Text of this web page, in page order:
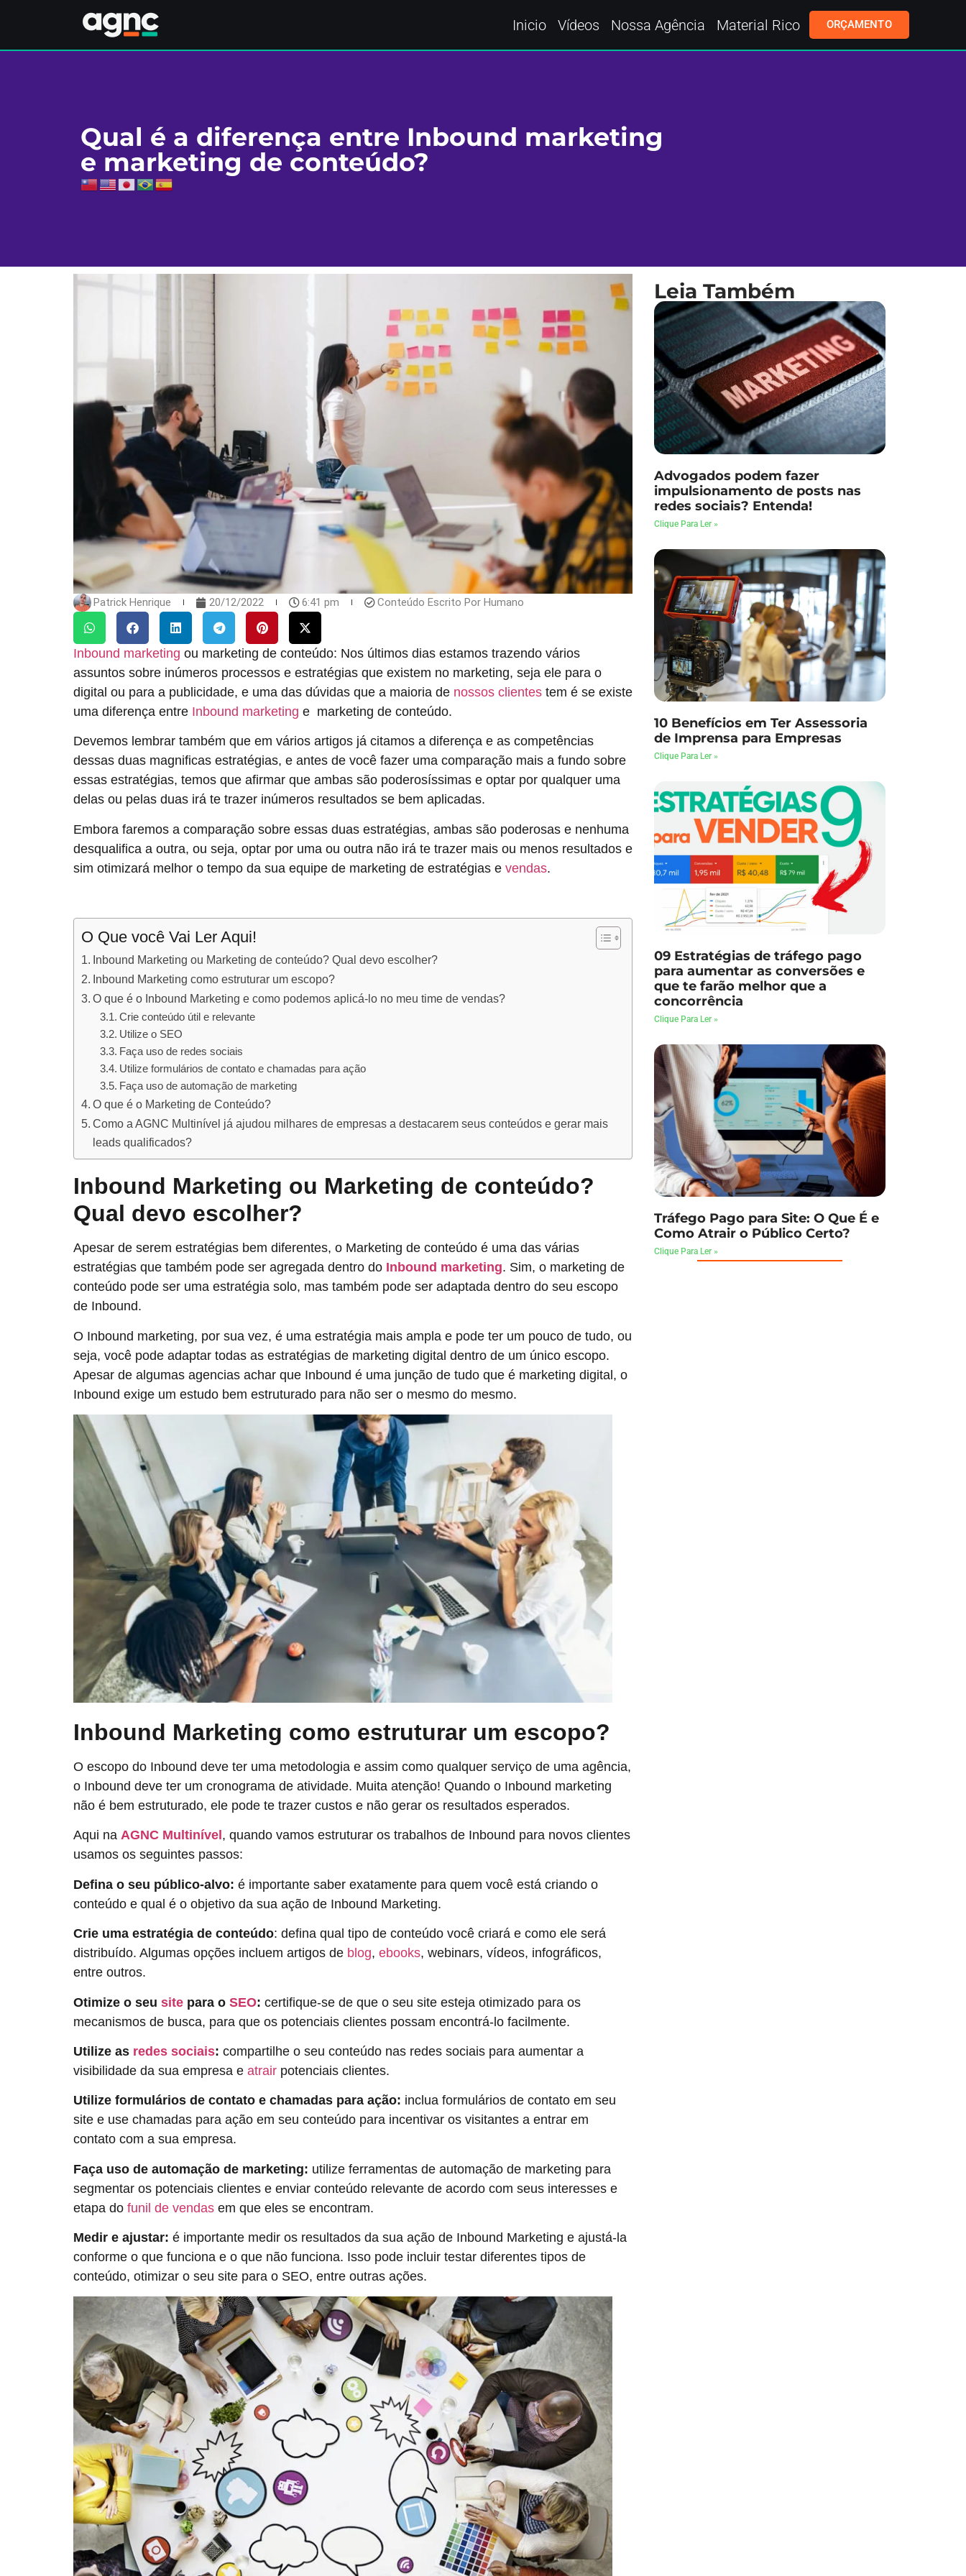
Inicio Vídeos Nossa Agência Material Rico ORÇAMENTO
Qual é a diferença entre Inbound marketing
e marketing de conteúdo?
Patrick Henrique 20/12/2022 6:41 pm Conteúdo Escrito Por Humano
Inbound marketing ou marketing de conteúdo: Nos últimos dias estamos trazendo vários
assuntos sobre inúmeros processos e estratégias que existem no marketing, seja ele para o
digital ou para a publicidade, e uma das dúvidas que a maioria de nossos clientes tem é se existe
uma diferença entre Inbound marketing e marketing de conteúdo.
Devemos lembrar também que em vários artigos já citamos a diferença e as competências
dessas duas magnificas estratégias, e antes de você fazer uma comparação mais a fundo sobre
essas estratégias, temos que afirmar que ambas são poderosíssimas e optar por qualquer uma
delas ou pelas duas irá te trazer inúmeros resultados se bem aplicadas.
Embora faremos a comparação sobre essas duas estratégias, ambas são poderosas e nenhuma
desqualifica a outra, ou seja, optar por uma ou outra não irá te trazer mais ou menos resultados e
sim otimizará melhor o tempo da sua equipe de marketing de estratégias e vendas.
O Que você Vai Ler Aqui!
Inbound Marketing ou Marketing de conteúdo? Qual devo escolher?
Inbound Marketing como estruturar um escopo?
O que é o Inbound Marketing e como podemos aplicá-lo no meu time de vendas?
Crie conteúdo útil e relevante
Utilize o SEO
Faça uso de redes sociais
Utilize formulários de contato e chamadas para ação
Faça uso de automação de marketing
O que é o Marketing de Conteúdo?
Como a AGNC Multinível já ajudou milhares de empresas a destacarem seus conteúdos e gerar mais
leads qualificados?
Inbound Marketing ou Marketing de conteúdo?
Qual devo escolher?
Apesar de serem estratégias bem diferentes, o Marketing de conteúdo é uma das várias
estratégias que também pode ser agregada dentro do Inbound marketing. Sim, o marketing de
conteúdo pode ser uma estratégia solo, mas também pode ser adaptada dentro do seu escopo
de Inbound.
O Inbound marketing, por sua vez, é uma estratégia mais ampla e pode ter um pouco de tudo, ou
seja, você pode adaptar todas as estratégias de marketing digital dentro de um único escopo.
Apesar de algumas agencias achar que Inbound é uma junção de tudo que é marketing digital, o
Inbound exige um estudo bem estruturado para não ser o mesmo do mesmo.
Inbound Marketing como estruturar um escopo?
O escopo do Inbound deve ter uma metodologia e assim como qualquer serviço de uma agência,
o Inbound deve ter um cronograma de atividade. Muita atenção! Quando o Inbound marketing
não é bem estruturado, ele pode te trazer custos e não gerar os resultados esperados.
Aqui na AGNC Multinível , quando vamos estruturar os trabalhos de Inbound para novos clientes
usamos os seguintes passos:
Defina o seu público-alvo: é importante saber exatamente para quem você está criando o
conteúdo e qual é o objetivo da sua ação de Inbound Marketing.
Crie uma estratégia de conteúdo: defina qual tipo de conteúdo você criará e como ele será
distribuído. Algumas opções incluem artigos de blog, ebooks, webinars, vídeos, infográficos,
entre outros.
Otimize o seu site para o SEO: certifique-se de que o seu site esteja otimizado para os
mecanismos de busca, para que os potenciais clientes possam encontrá-lo facilmente.
Utilize as redes sociais: compartilhe o seu conteúdo nas redes sociais para aumentar a
visibilidade da sua empresa e atrair potenciais clientes.
Utilize formulários de contato e chamadas para ação: inclua formulários de contato em seu
site e use chamadas para ação em seu conteúdo para incentivar os visitantes a entrar em
contato com a sua empresa.
Faça uso de automação de marketing: utilize ferramentas de automação de marketing para
segmentar os potenciais clientes e enviar conteúdo relevante de acordo com seus interesses e
etapa do funil de vendas em que eles se encontram.
Medir e ajustar: é importante medir os resultados da sua ação de Inbound Marketing e ajustá-la
conforme o que funciona e o que não funciona. Isso pode incluir testar diferentes tipos de
conteúdo, otimizar o seu site para o SEO, entre outras ações.
Advogados podem fazer
impulsionamento de posts nas
redes sociais? Entenda!
Clique Para Ler »
10 Benefícios em Ter Assessoria
de Imprensa para Empresas
Clique Para Ler »
09 Estratégias de tráfego pago
para aumentar as conversões e
que te farão melhor que a
concorrência
Clique Para Ler »
Tráfego Pago para Site: O Que É e
Como Atrair o Público Certo?
Clique Para Ler »
Leia Também